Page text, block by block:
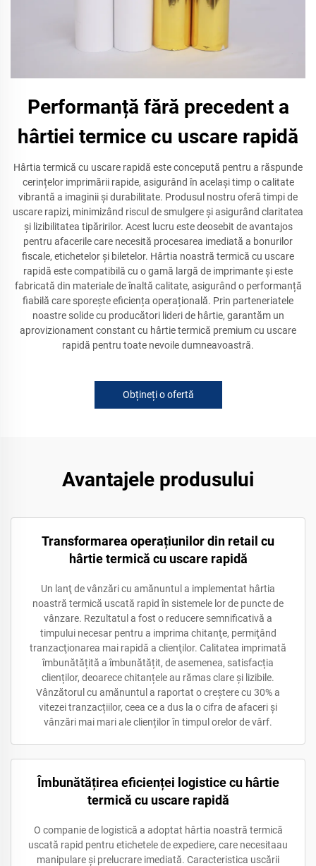
Performanță fără precedent a
hârtiei termice cu uscare rapidă
Hârtia termică cu uscare rapidă este concepută pentru a răspunde
cerințelor imprimării rapide, asigurând în același timp o calitate
vibrantă a imaginii și durabilitate. Produsul nostru oferă timpi de
uscare rapizi, minimizând riscul de smulgere și asigurând claritatea
și lizibilitatea tipăririlor. Acest lucru este deosebit de avantajos
pentru afacerile care necesită procesarea imediată a bonurilor
fiscale, etichetelor și biletelor. Hârtia noastră termică cu uscare
rapidă este compatibilă cu o gamă largă de imprimante și este
fabricată din materiale de înaltă calitate, asigurând o performanță
fiabilă care sporește eficiența operațională. Prin parteneriatele
noastre solide cu producători lideri de hârtie, garantăm un
aprovizionament constant cu hârtie termică premium cu uscare
rapidă pentru toate nevoile dumneavoastră.
Obțineți o ofertă
Avantajele produsului
Transformarea operațiunilor din retail cu
hârtie termică cu uscare rapidă
Un lanţ de vânzări cu amănuntul a implementat hârtia
noastră termică uscată rapid în sistemele lor de puncte de
vânzare. Rezultatul a fost o reducere semnificativă a
timpului necesar pentru a imprima chitanţe, permiţând
tranzacţionarea mai rapidă a clienţilor. Calitatea imprimată
îmbunătățită a îmbunătățit, de asemenea, satisfacția
clienților, deoarece chitanțele au rămas clare și lizibile.
Vânzătorul cu amănuntul a raportat o creștere cu 30% a
vitezei tranzacțiilor, ceea ce a dus la o cifra de afaceri și
vânzări mai mari ale clienților în timpul orelor de vârf.
Îmbunătățirea eficienței logistice cu hârtie
termică cu uscare rapidă
O companie de logistică a adoptat hârtia noastră termică
uscată rapid pentru etichetele de expediere, care necesitaau
manipulare și prelucrare imediată. Caracteristica uscării